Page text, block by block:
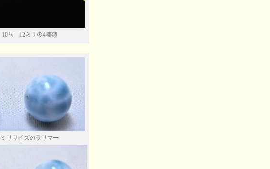
㍉ 12ミリの4種類
リサイズのラリマー